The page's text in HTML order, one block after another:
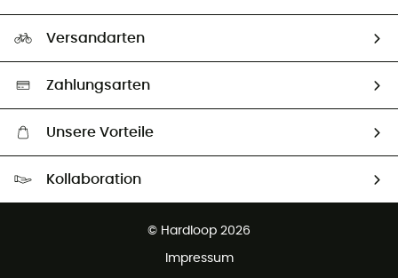
Vertrag widerrufen
Unsere Botschafter
Auswahl an nachhaltigen Produkten
Versandarten
Zahlungsarten
Unsere Vorteile
Kollaboration
© Hardloop 2026
Impressum